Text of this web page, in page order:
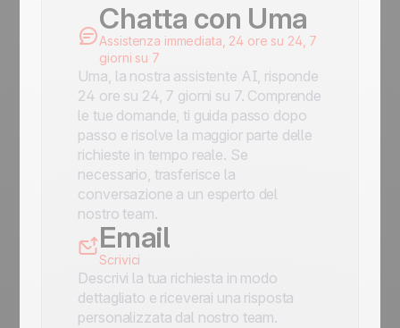
Chatta con Uma
Assistenza immediata, 24 ore su 24, 7
giorni su 7
Uma, la nostra assistente AI, risponde
24 ore su 24, 7 giorni su 7. Comprende
le tue domande, ti guida passo dopo
passo e risolve la maggior parte delle
richieste in tempo reale. Se
necessario, trasferisce la
conversazione a un esperto del
nostro team.
Email
Scrivici
Descrivi la tua richiesta in modo
dettagliato e riceverai una risposta
personalizzata dal nostro team.